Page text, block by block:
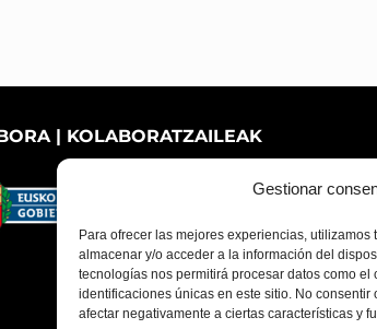
Gestionar
Para ofrecer las mejores experiencias,
almacenar y/o acceder a la información del
tecnologías nos permitirá procesar datos como
identificaciones únicas en este sitio. No consentir
afectar negativamente a ciertas características y
| KOLABORATZAILEAK